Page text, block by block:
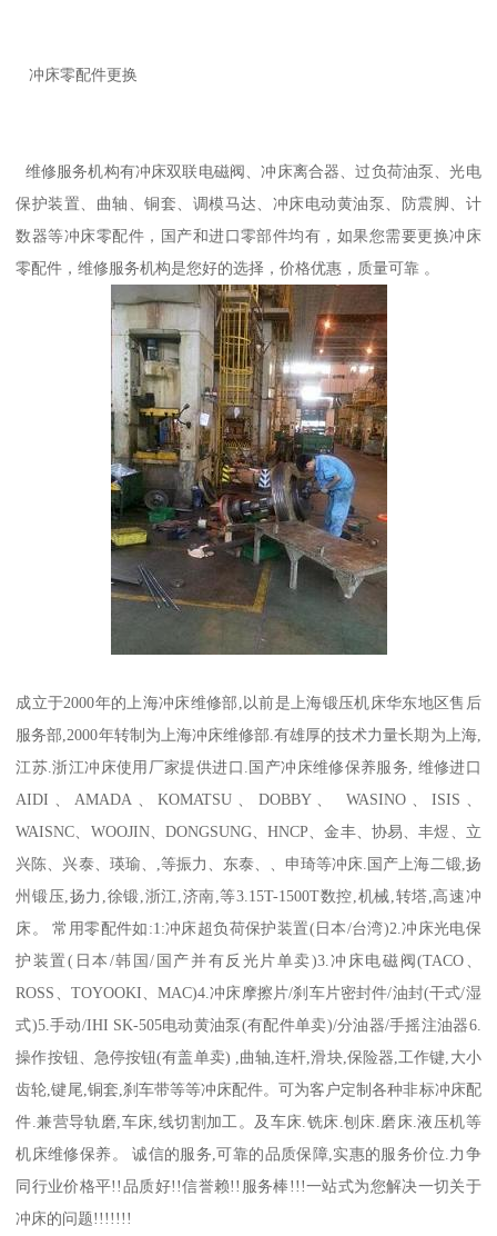
冲床零配件更换
维修服务机构有冲床双联电磁阀、冲床离合器、过负荷油泵、光电
保护装置、曲轴、铜套、调模马达、冲床电动黄油泵、防震脚、计
数器等冲床零配件，国产和进口零部件均有，如果您需要更换冲床
零配件，维修服务机构是您好的选择，价格优惠，质量可靠 。
成立于2000年的上海冲床维修部,以前是上海锻压机床华东地区售后
服务部,2000年转制为上海冲床维修部.有雄厚的技术力量长期为上海,
江苏.浙江冲床使用厂家提供进口.国产冲床维修保养服务, 维修进口
AIDI、AMADA、KOMATSU、DOBBY、 WASINO、ISIS、
WAISNC、WOOJIN、DONGSUNG、HNCP、金丰、协易、丰煜、立
兴陈、兴泰、瑛瑜、,等振力、东泰、、申琦等冲床.国产上海二锻,扬
州锻压,扬力,徐锻,浙江,济南,等3.15T-1500T数控,机械,转塔,高速冲
床。 常用零配件如:1:冲床超负荷保护装置(日本/台湾)2.冲床光电保
护装置(日本/韩国/国产并有反光片单卖)3.冲床电磁阀(TACO、
ROSS、TOYOOKI、MAC)4.冲床摩擦片/刹车片密封件/油封(干式/湿
式)5.手动/IHI SK-505电动黄油泵(有配件单卖)/分油器/手摇注油器6.
操作按钮、急停按钮(有盖单卖) ,曲轴,连杆,滑块,保险器,工作键,大小
齿轮,键尾,铜套,刹车带等等冲床配件。可为客户定制各种非标冲床配
件.兼营导轨磨,车床,线切割加工。及车床.铣床.刨床.磨床.液压机等
机床维修保养。 诚信的服务,可靠的品质保障,实惠的服务价位.力争
同行业价格平!!品质好!!信誉赖!!服务棒!!!一站式为您解决一切关于
冲床的问题!!!!!!!